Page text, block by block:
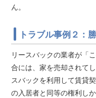
ん。
トラブル事例２：
リースバックの業者が「
合には、家を売却されて
スバックを利用して賃貸
の入居者と同等の権利し